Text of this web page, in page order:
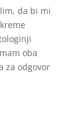
da bi mi
oba
za odgovor